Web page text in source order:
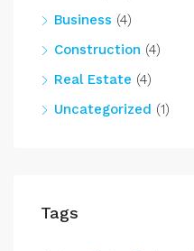
Business (4)
Construction (4)
Real Estate (4)
Uncategorized (1)
Tags